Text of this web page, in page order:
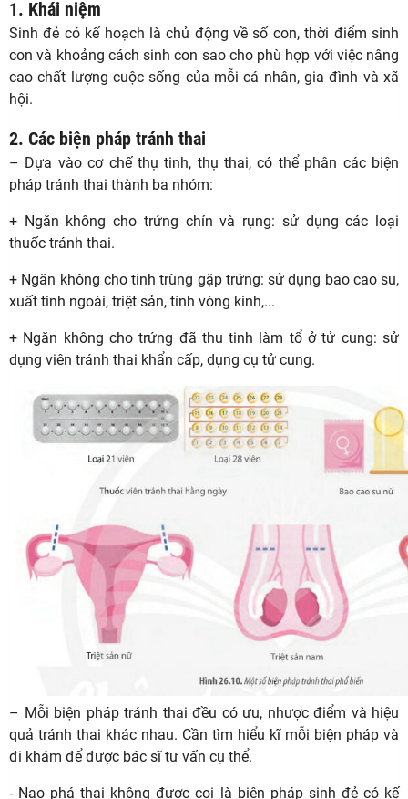
1. Khái niệm
Sinh đẻ có kế hoạch là chủ động về số con, thời điểm sinh
con và khoảng cách sinh con sao cho phù hợp với việc nâng
cao chất lượng cuộc sống của mỗi cá nhân, gia đình và xã
hội.
2. Các biện pháp tránh thai
– Dựa vào cơ chế thụ tinh, thụ thai, có thể phân các biện
pháp tránh thai thành ba nhóm:
+ Ngăn không cho trứng chín và rụng: sử dụng các loại
thuốc tránh thai.
+ Ngăn không cho tinh trùng gặp trứng: sử dụng bao cao su,
xuất tinh ngoài, triệt sản, tính vòng kinh,...
+ Ngăn không cho trứng đã thu tinh làm tổ ở tử cung: sử
dụng viên tránh thai khẩn cấp, dụng cụ tử cung.
– Mỗi biện pháp tránh thai đều có ưu, nhược điểm và hiệu
quả tránh thai khác nhau. Cần tìm hiểu kĩ mỗi biện pháp và
đi khám để được bác sĩ tư vấn cụ thể.
- Nạo phá thai không được coi là biện pháp sinh đẻ có kế